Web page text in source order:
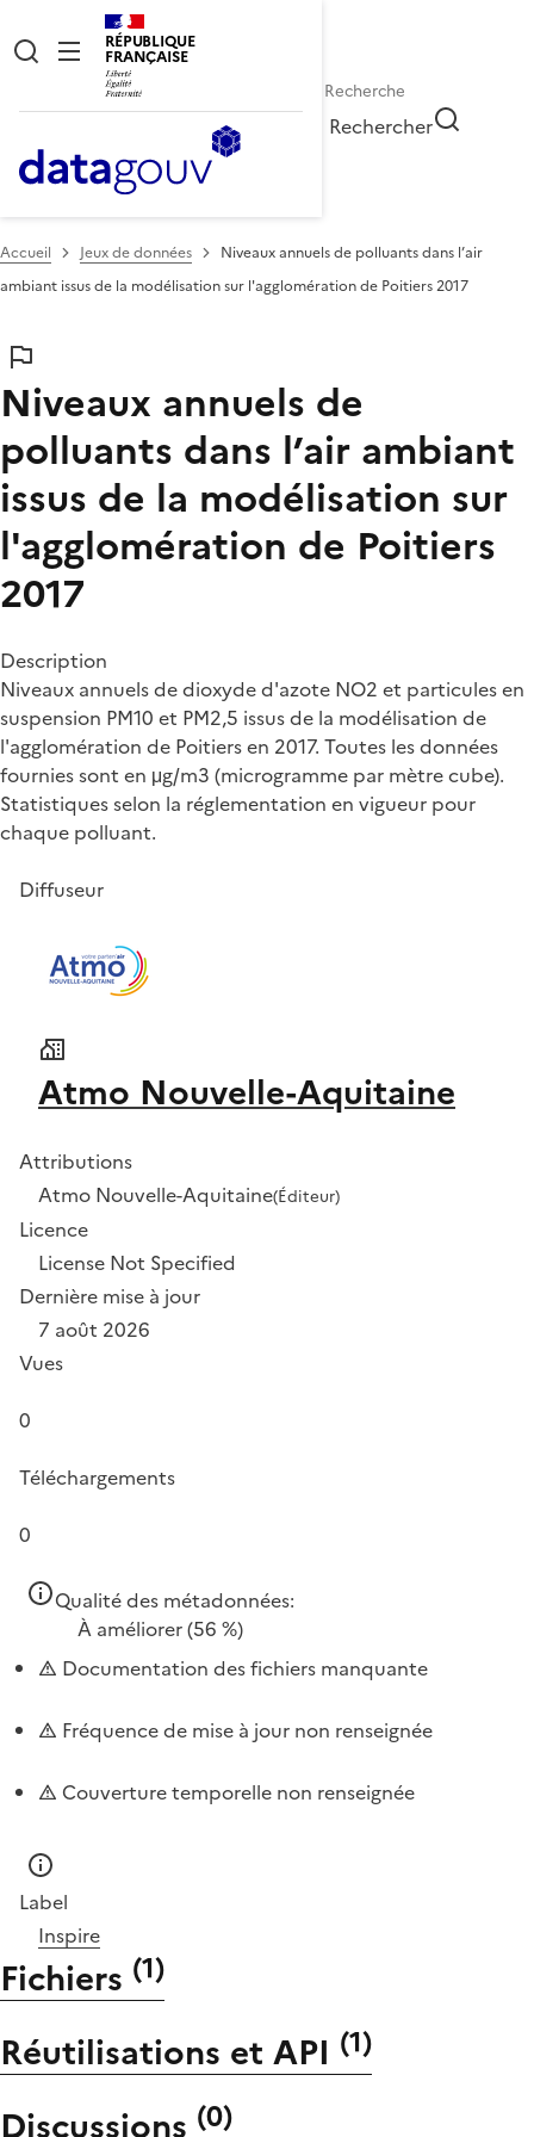
RÉPUBLIQUE
FRANÇAISE
Rechercher
Accueil Jeux de données
Niveaux annuels de polluants dans l’air
ambiant issus de la modélisation sur l'agglomération de Poitiers 2017
Niveaux annuels de
polluants dans l’air ambiant
issus de la modélisation sur
l'agglomération de Poitiers
2017
Description
Niveaux annuels de dioxyde d'azote NO2 et particules en
suspension PM10 et PM2,5 issus de la modélisation de
l'agglomération de Poitiers en 2017. Toutes les données
fournies sont en μg/m3 (microgramme par mètre cube).
Statistiques selon la réglementation en vigueur pour
chaque polluant.
Diffuseur
Atmo Nouvelle-Aquitaine
Attributions
Atmo Nouvelle-Aquitaine(Éditeur)
Licence
License Not Specified
Dernière mise à jour
7 août 2026
Vues
0
Téléchargements
0
Qualité des métadonnées:
À améliorer(56 %)
Documentation des fichiers manquante
Fréquence de mise à jour non renseignée
Couverture temporelle non renseignée
Label
Inspire
Fichiers (1)
Réutilisations et API (1)
Discussions (0)